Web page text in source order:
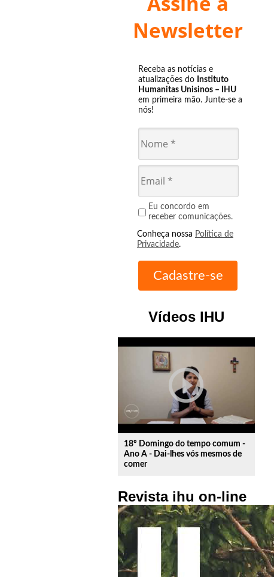
Newsletter
Receba as notícias e
atualizações do Instituto
Humanitas Unisinos – IHU
em primeira mão. Junte-se a
nós!
Eu concordo em
receber comunicações.
Conheça nossa Política de
Privacidade.
Vídeos IHU
play_circle_outline
18º Domingo do tempo comum -
Ano A - Dai-lhes vós mesmos de
comer
Revista ihu on-line